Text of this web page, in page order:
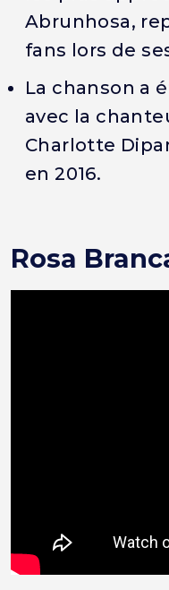
Abrunhosa,
fans lors de
La chanson a
avec la
Charlotte
en 2016.
Rosa